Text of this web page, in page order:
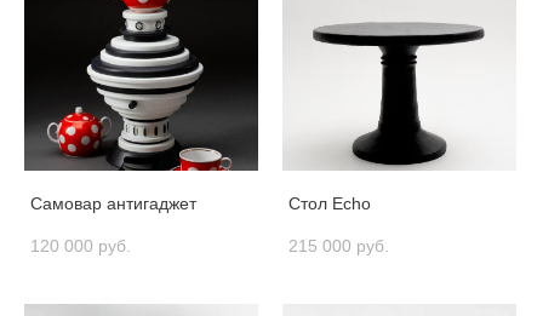
Самовар антигаджет
120 000 pуб.
Стол Echo
215 000 pуб.